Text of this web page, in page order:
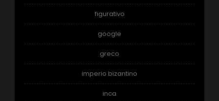
figurativo
google
greco
imperio bizantino
inca